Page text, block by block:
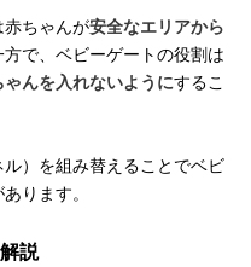
赤ちゃんが安全なエリアから
で、ベビーゲートの役割は
んを入れないようにするこ
）を組み替えることでベビ
ります。
説